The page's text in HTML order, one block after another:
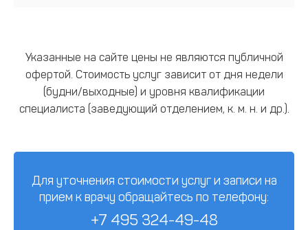
Указанные на сайте цены не являются публичной
офертой. Стоимость услуг зависит от дня недели
(будни/выходные) и уровня квалификации
специалиста (заведующий отделением, к. м. н. и др.).
Для уточнения стоимости услуг и записи на
прием к врачу обращайтесь по телефону:
+7 495 324-49-48